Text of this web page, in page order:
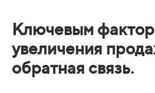
Ключевым
увеличения
обратная связь.